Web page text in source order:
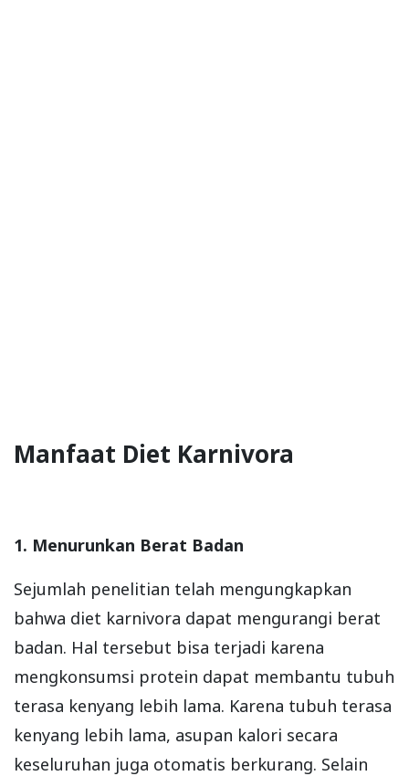
Manfaat Diet Karnivora
1. Menurunkan Berat Badan
Sejumlah penelitian telah mengungkapkan
bahwa diet karnivora dapat mengurangi berat
badan. Hal tersebut bisa terjadi karena
mengkonsumsi protein dapat membantu tubuh
terasa kenyang lebih lama. Karena tubuh terasa
kenyang lebih lama, asupan kalori secara
keseluruhan juga otomatis berkurang. Selain